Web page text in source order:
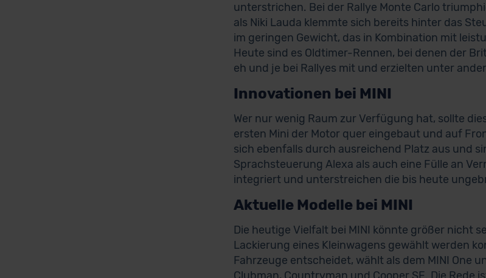
unterstrichen. Bei der Rallye Monte Carlo
als Niki Lauda klemmte sich bereits hinter das
im geringen Gewicht, das in Kombination mit
Heute sind es Oldtimer-Rennen, bei denen der
eh und je bei Rallyes mit und erzielten unter
Innovationen bei MINI
Wer nur wenig Raum zur Verfügung hat, sollte
ersten Mini der Motor quer eingebaut und auf
sich ebenfalls durch ausreichend Platz aus und
Sprachsteuerung Alexa als auch eine Fülle an
integriert und unterstreichen die bis heute
Aktuelle Modelle bei MINI
Die heutige Vielfalt bei MINI könnte größer nicht
Lackierung eines Kleinwagens gewählt werden
Fahrzeuge entscheidet, wählt als dem MINI One